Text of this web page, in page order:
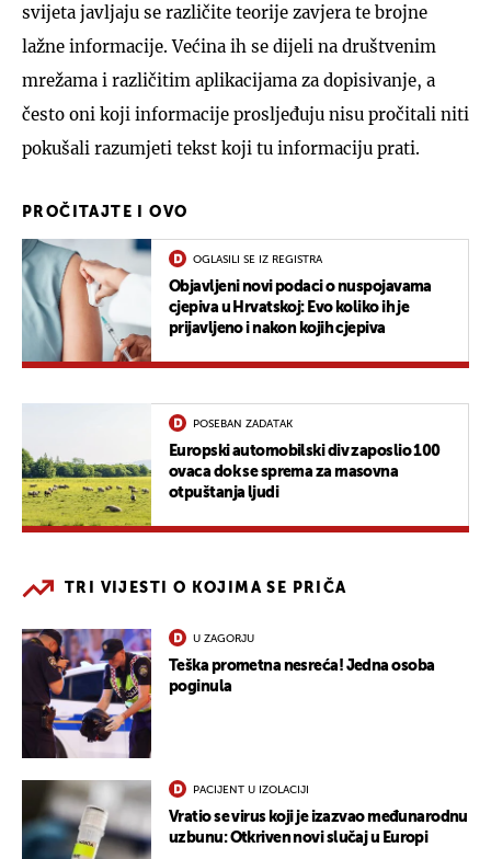
svijeta javljaju se različite teorije zavjera te brojne
lažne informacije. Većina ih se dijeli na društvenim
mrežama i različitim aplikacijama za dopisivanje, a
često oni koji informacije prosljeđuju nisu pročitali niti
pokušali razumjeti tekst koji tu informaciju prati.
PROČITAJTE I OVO
OGLASILI SE IZ REGISTRA
Objavljeni novi podaci o nuspojavama
cjepiva u Hrvatskoj: Evo koliko ih je
prijavljeno i nakon kojih cjepiva
POSEBAN ZADATAK
Europski automobilski div zaposlio 100
ovaca dok se sprema za masovna
otpuštanja ljudi
TRI VIJESTI O KOJIMA SE PRIČA
U ZAGORJU
Teška prometna nesreća! Jedna osoba
poginula
PACIJENT U IZOLACIJI
Vratio se virus koji je izazvao međunarodnu
uzbunu: Otkriven novi slučaj u Europi